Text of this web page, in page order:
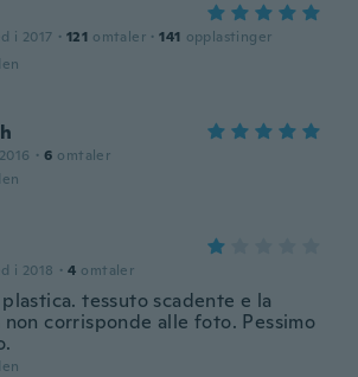
i 2017 · 121 omtaler · 141 opplastinger
· 6 omtaler
i 2018 · 4 omtaler
tessuto scadente e la
non corrisponde alle foto. Pessimo